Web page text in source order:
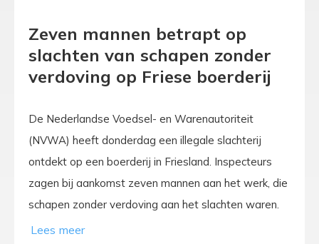
Zeven mannen betrapt op
slachten van schapen zonder
verdoving op Friese boerderij
De Nederlandse Voedsel- en Warenautoriteit
(NVWA) heeft donderdag een illegale slachterij
ontdekt op een boerderij in Friesland. Inspecteurs
zagen bij aankomst zeven mannen aan het werk, die
schapen zonder verdoving aan het slachten waren.